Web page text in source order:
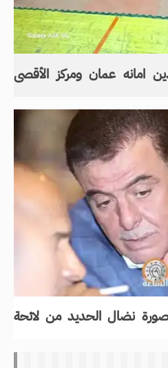
امانه عمان ومركز الأقصى
صورة نضال الحديد من لائحة